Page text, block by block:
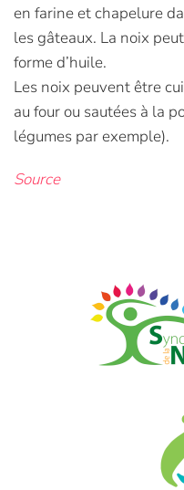
en farine et chapelure
les gâteaux. La noix
forme d’huile.
Les noix peuvent être
au four ou sautées à la
légumes par exemple).
Source